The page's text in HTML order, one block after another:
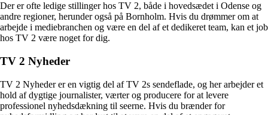
Der er ofte ledige stillinger hos TV 2, både i hovedsædet i Odense og
andre regioner, herunder også på Bornholm. Hvis du drømmer om at
arbejde i mediebranchen og være en del af et dedikeret team, kan et job
hos TV 2 være noget for dig.
TV 2 Nyheder
TV 2 Nyheder er en vigtig del af TV 2s sendeflade, og her arbejder et
hold af dygtige journalister, værter og producere for at levere
professionel nyhedsdækning til seerne. Hvis du brænder for